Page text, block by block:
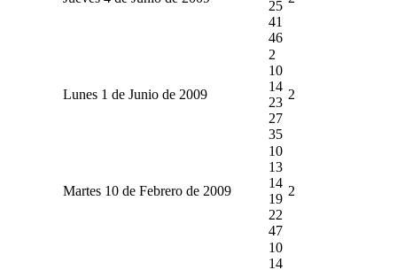
25
41
46
Lunes 1 de Junio de 2009
2
10
14
23
27
35
2
Martes 10 de Febrero de 2009
10
13
14
19
22
47
2
10
14